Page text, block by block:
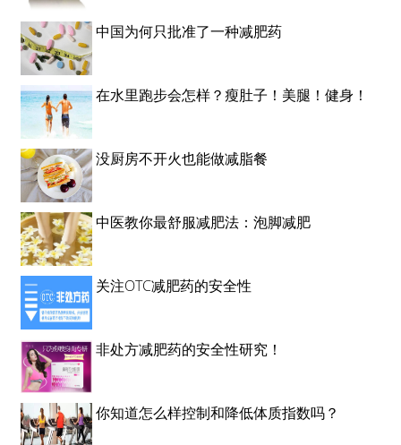
中国为何只批准了一种减肥药
在水里跑步会怎样？瘦肚子！美腿！健身！
没厨房不开火也能做减脂餐
中医教你最舒服减肥法：泡脚减肥
关注OTC减肥药的安全性
非处方减肥药的安全性研究！
你知道怎么样控制和降低体质指数吗？